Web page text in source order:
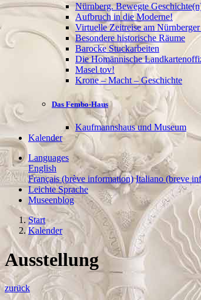
Nürnberg. Bewegte
Aufbruch in die Moderne!
Virtuelle Zeitreise am
Besondere historische Räume
Barocke Stuckarbeiten
Die Homännische
Masel tov!
Krone – Macht – Geschichte
Das Fembo-Haus
Kaufmannshaus und Museum
Kalender
Languages
English
Français (brève information) Italiano (breve
Leichte Sprache
Museenblog
Start
Kalender
Ausstellung
zurück